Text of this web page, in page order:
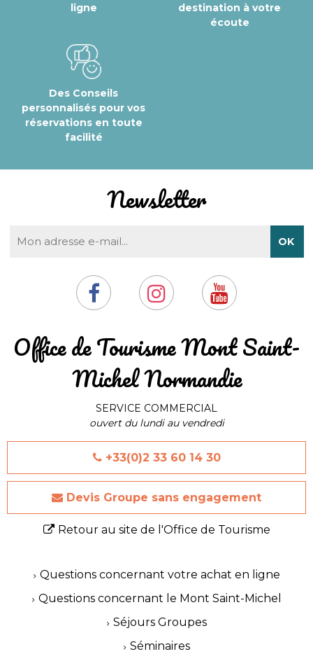
ligne
destination à votre
écoute
Des Conseils
personnalisés pour vos
réservations en toute
facilité
​Office de Tourisme Mont Saint-
Michel Normandie
SERVICE COMMERCIAL
ouvert du lundi au vendredi
+33(0)2 33 60 14 30
Devis Groupe sans engagement
Retour au site de l'Office de Tourisme
Newsletter
Questions concernant votre achat en ligne
Questions concernant le Mont Saint-Michel
Séjours Groupes
Séminaires